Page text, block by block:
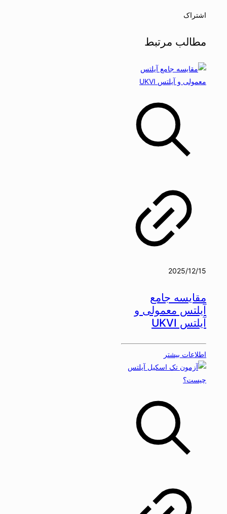
اشتراک
مطالب مرتبط
2025/12/15
مقایسه جامع
آیلتس معمولی و
آیلتس UKVI
اطلاعات بیشتر